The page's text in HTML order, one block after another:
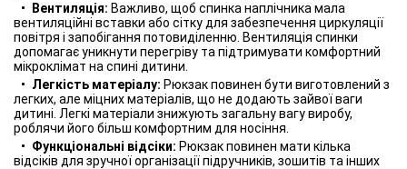
Вентиляція: Важливо, щоб спинка наплічника мала
вентиляційні вставки або сітку для забезпечення циркуляції
повітря і запобігання потовиділенню. Вентиляція спинки
допомагає уникнути перегріву та підтримувати комфортний
мікроклімат на спині дитини.
Легкість матеріалу: Рюкзак повинен бути виготовлений з
легких, але міцних матеріалів, що не додають зайвої ваги
дитині. Легкі матеріали знижують загальну вагу виробу,
роблячи його більш комфортним для носіння.
Функціональні відсіки: Рюкзак повинен мати кілька
відсіків для зручної організації підручників, зошитів та інших